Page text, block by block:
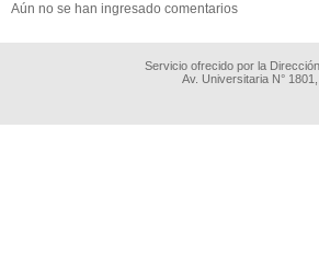
Aún no se han ingresado comentarios
Servicio ofrecido por la
Av. Universitaria N°